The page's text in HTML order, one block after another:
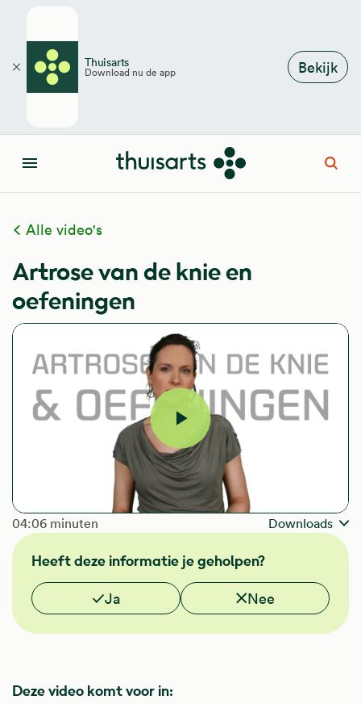
Thuisarts
Download nu de app Bekijk
Sluiten
Menu
Alle video's
Artrose van de knie en
oefeningen
Video
afspelen
The length of the video is
04:06 minuten Downloads
Heeft deze informatie je geholpen?
Vond je deze informatie nuttig?
Ja Nee
Deze video komt voor in: